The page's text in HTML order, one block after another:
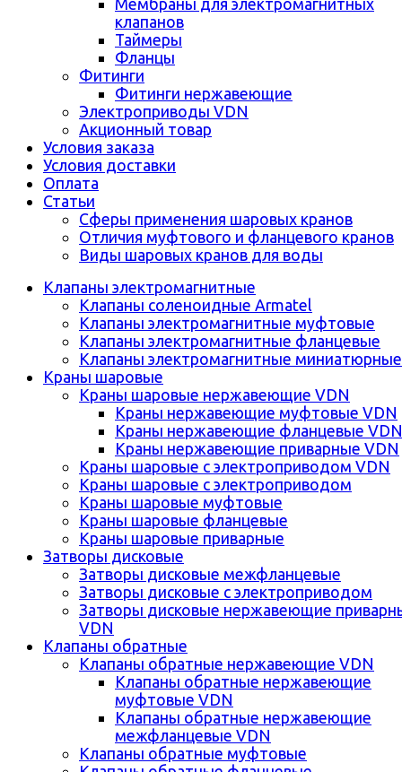
Мембраны для электромагнитных
клапанов
Таймеры
Фланцы
Фитинги
Фитинги нержавеющие
Электроприводы VDN
Акционный товар
Условия заказа
Условия доставки
Оплата
Статьи
Сферы применения шаровых кранов
Отличия муфтового и фланцевого кранов
Виды шаровых кранов для воды
Клапаны электромагнитные
Клапаны соленоидные Armatel
Клапаны электромагнитные муфтовые
Клапаны электромагнитные фланцевые
Клапаны электромагнитные миниатюрные
Краны шаровые
Краны шаровые нержавеющие VDN
Краны нержавеющие муфтовые VDN
Краны нержавеющие фланцевые VDN
Краны нержавеющие приварные VDN
Краны шаровые с электроприводом VDN
Краны шаровые с электроприводом
Краны шаровые муфтовые
Краны шаровые фланцевые
Краны шаровые приварные
Затворы дисковые
Затворы дисковые межфланцевые
Затворы дисковые с электроприводом
Затворы дисковые нержавеющие
VDN
Клапаны обратные
Клапаны обратные нержавеющие VDN
Клапаны обратные нержавеющие
муфтовые VDN
Клапаны обратные нержавеющие
межфланцевые VDN
Клапаны обратные муфтовые